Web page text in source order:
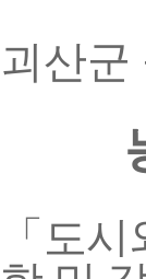
괴산군
「 도시